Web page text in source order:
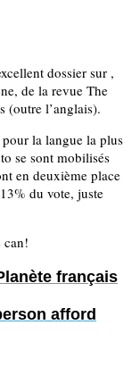
dossier sur ,
de la revue The
(outre l’anglais).
pour la langue la plus
se sont mobilisés
en deuxième place
du vote, juste
can!
français
afford